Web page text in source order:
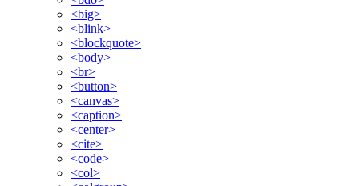
<big>
<blink>
<blockquote>
<body>
<br>
<button>
<canvas>
<caption>
<center>
<cite>
<code>
<col>